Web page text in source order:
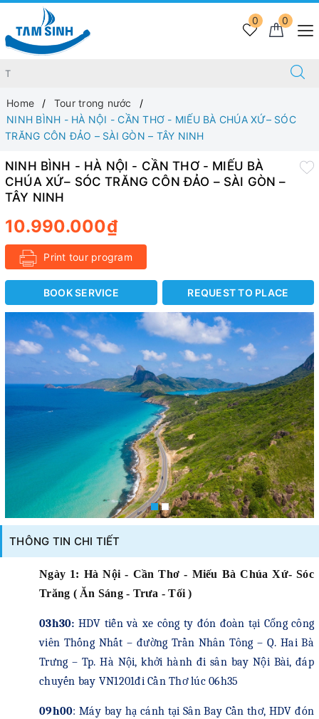
0
0
Home
Tour trong nước
NINH BÌNH - HÀ NỘI - CẦN THƠ - MIẾU BÀ CHÚA XỨ– SÓC
TRĂNG CÔN ĐẢO – SÀI GÒN – TÂY NINH
THÔNG TIN CHI TIẾT
Ngày 1: Hà Nội - Cần Thơ - Miếu Bà Chúa Xứ- Sóc
Trăng ( Ăn Sáng - Trưa - Tối )
03h30: HDV tiễn và xe công ty đón đoàn tại Cổng công
viên Thống Nhất – đường Trần Nhân Tông – Q. Hai Bà
Trưng – Tp. Hà Nội, khởi hành đi sân bay Nội Bài, đáp
chuyến bay VN1201đi Cần Thơ lúc06h35
09h00:Máy bay hạ cánh tại Sân Bay Cần thơ, HDV đón
NINH BÌNH - HÀ NỘI - CẦN THƠ - MIẾU BÀ
CHÚA XỨ– SÓC TRĂNG CÔN ĐẢO – SÀI GÒN –
TÂY NINH
10.990.000₫
Print tour program
BOOK SERVICE REQUEST TO PLACE